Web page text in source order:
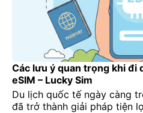
Các lưu ý quan trọng khi đi
eSIM – Lucky Sim
Du lịch quốc tế ngày càng
đã trở thành giải pháp tiện